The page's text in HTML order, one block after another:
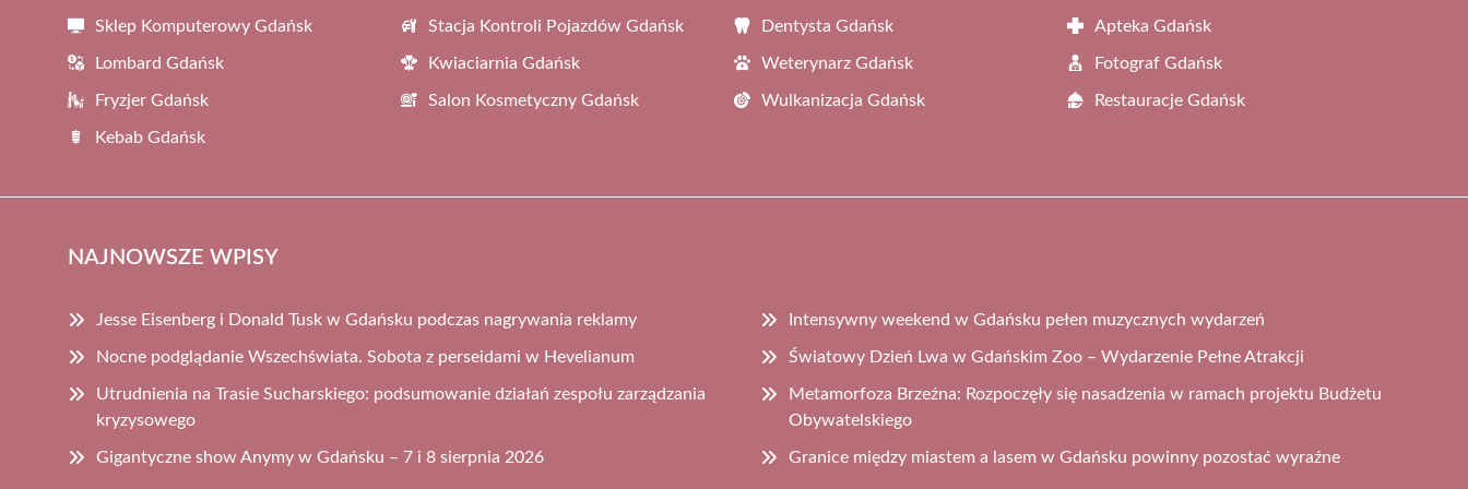
Sklep Komputerowy Gdańsk Stacja Kontroli Pojazdów Gdańsk Dentysta Gdańsk Apteka Gdańsk
Lombard Gdańsk Kwiaciarnia Gdańsk Weterynarz Gdańsk Fotograf Gdańsk
Fryzjer Gdańsk Salon Kosmetyczny Gdańsk Wulkanizacja Gdańsk Restauracje Gdańsk
Kebab Gdańsk
NAJNOWSZE WPISY
Jesse Eisenberg i Donald Tusk w Gdańsku podczas nagrywania reklamy Intensywny weekend w Gdańsku pełen muzycznych wydarzeń
Nocne podglądanie Wszechświata. Sobota z perseidami w Hevelianum Światowy Dzień Lwa w Gdańskim Zoo – Wydarzenie Pełne Atrakcji
Utrudnienia na Trasie Sucharskiego: podsumowanie działań zespołu zarządzania
kryzysowego
Metamorfoza Brzeźna: Rozpoczęły się nasadzenia w ramach projektu Budżetu
Obywatelskiego
Gigantyczne show Anymy w Gdańsku – 7 i 8 sierpnia 2026 Granice między miastem a lasem w Gdańsku powinny pozostać wyraźne